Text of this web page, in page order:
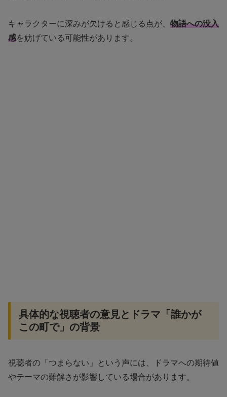
キャラクターに深みが欠けると感じる点が、 物語への没入
感を妨げている可能性があります。
具体的な視聴者の意見とドラマ「誰かが
この町で」の背景
視聴者の「つまらない」という声には、ドラマへの期待値
やテーマの難解さが影響している場合があります。